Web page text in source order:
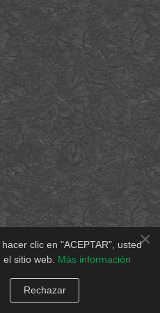
×
clic en "ACEPTAR", usted
sitio web. Más información
Rechazar